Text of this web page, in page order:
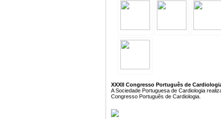
XXXII Congresso Português de
A Sociedade Portuguesa de Cardiologia
Congresso Português de Cardiologia.